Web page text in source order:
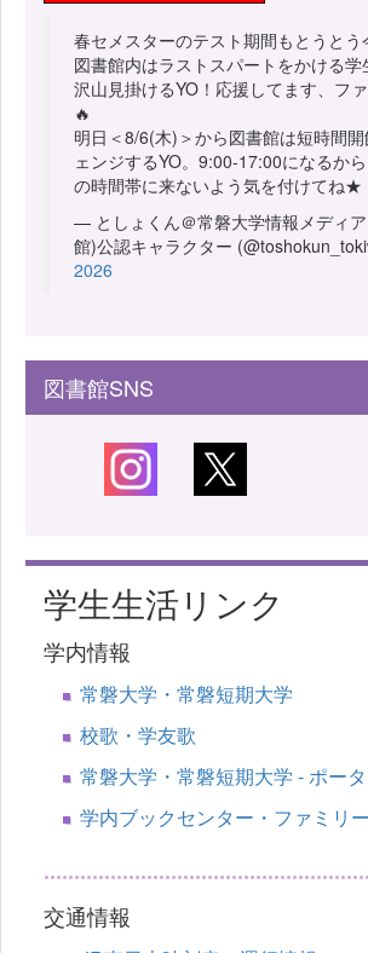
春セメスターのテスト期間もとうとう
図書館内はラストスパートをかける学
沢山見掛けるYO！応援してます、フ
🔥
明日＜8/6(木)＞から図書館は短時間
ェンジするYO。9:00-17:00になるか
の時間帯に来ないよう気を付けてね★
— としょくん＠常磐大学情報メディ
館)公認キャラクター
2026
図書館SNS
学生生活リンク
学内情報
常磐大学・常磐短期大学
校歌・学友歌
常磐大学・常磐短期大学 - ポー
学内ブックセンター・ファミリ
交通情報